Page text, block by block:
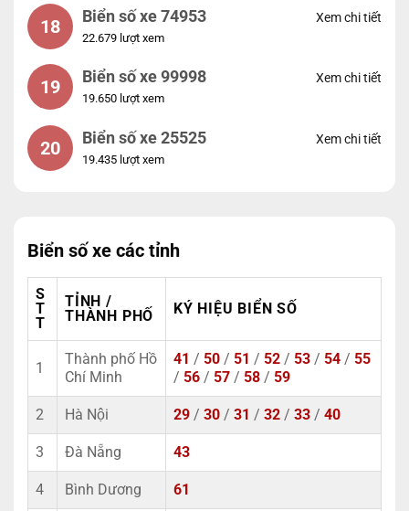
18 Biển số xe 74953
22.679 lượt xem
Xem chi tiết
19 Biển số xe 99998
19.650 lượt xem
Xem chi tiết
20 Biển số xe 25525
19.435 lượt xem
Xem chi tiết
Biển số xe các tỉnh
S
T
T
TỈNH /
THÀNH PHỐ
KÝ HIỆU BIỂN SỐ
1
Thành phố Hồ
Chí Minh
41 / 50 / 51 / 52 / 53 / 54 / 55
/ 56 / 57 / 58 / 59
2 Hà Nội 29 / 30 / 31 / 32 / 33 / 40
3 Đà Nẵng 43
4 Bình Dương 61